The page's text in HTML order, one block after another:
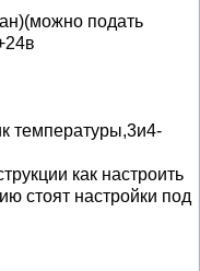
подать
температуры,3и4-
как настроить
стоят настройки под